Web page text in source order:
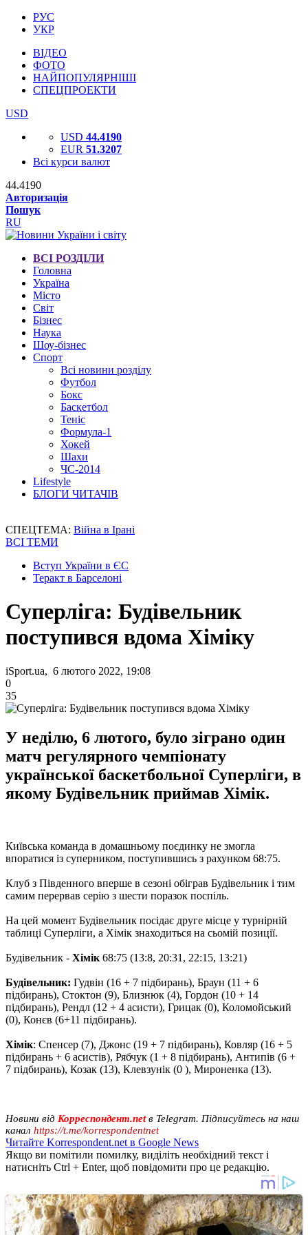
РУС
УКР
ВІДЕО
ФОТО
НАЙПОПУЛЯРНІШІ
СПЕЦПРОЕКТИ
USD
USD 44.4190
EUR 51.3207
Всі курси валют
44.4190
Авторизація
Пошук
RU
ВСІ РОЗДІЛИ
Головна
Україна
Місто
Світ
Бізнес
Наука
Шоу-бізнес
Спорт
Всі новини розділу
Футбол
Бокс
Баскетбол
Теніс
Формула-1
Хокей
Шахи
ЧС-2014
Lifestyle
БЛОГИ ЧИТАЧІВ
СПЕЦТЕМА: Війна в Ірані
ВСІ ТЕМИ
Вступ України в ЄС
Теракт в Барселоні
Суперліга: Будівельник
поступився вдома Хіміку
iSport.ua, 6 лютого 2022, 19:08
0
35
У неділю, 6 лютого, було зіграно один
матч регулярного чемпіонату
української баскетбольної Суперліги, в
якому Будівельник приймав Хімік.
Київська команда в домашньому поєдинку не змогла
впоратися із суперником, поступившись з рахунком 68:75.
Клуб з Південного вперше в сезоні обіграв Будівельник і тим
самим перервав серію з шести поразок поспіль.
На цей момент Будівельник посідає друге місце у турнірній
таблиці Суперліги, а Хімік знаходиться на сьомій позиції.
Будівельник - Хімік 68:75 (13:8, 20:31, 22:15, 13:21)
Будівельник: Гудвін (16 + 7 підбирань), Браун (11 + 6
підбирань), Стоктон (9), Близнюк (4), Гордон (10 + 14
підбирань), Рендл (12 + 4 асисти), Грицак (0), Коломойський
(0), Конєв (6+11 підбирань).
Хімік: Спенсер (7), Джонс (19 + 7 підбирань), Ковляр (16 + 5
підбирань + 6 асистів), Рябчук (1 + 8 підбирань), Антипів (6 +
7 підбирань), Козак (13), Клевзунік (0 ), Мироненка (13).
Новини від Корреспондент.netв Telegram. Підписуйтесь на наш
канал https://t.me/korrespondentnet
Читайте Korrespondent.net в Google News
Якщо ви помітили помилку, виділіть необхідний текст і
натисніть Ctrl + Enter, щоб повідомити про це редакцію.